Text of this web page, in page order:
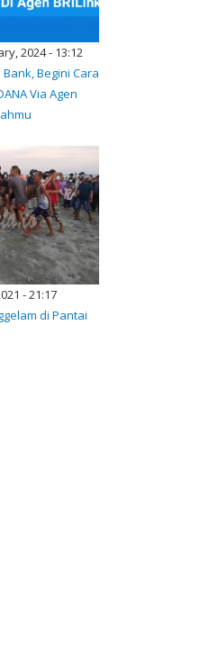
2024 - 13:12
Begini Cara
Via Agen
- 21:17
di Pantai